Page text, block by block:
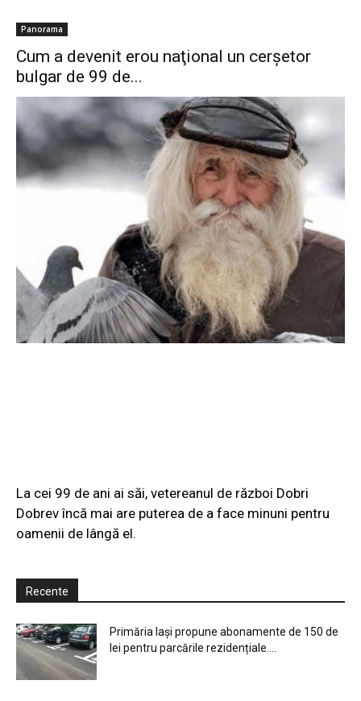
Panorama
Cum a devenit erou naţional un cerşetor
bulgar de 99 de...
La cei 99 de ani ai săi, vetereanul de război Dobri
Dobrev încă mai are puterea de a face minuni pentru
oamenii de lângă el.
Recente
Primăria Iași propune abonamente de 150 de
lei pentru parcările rezidențiale....